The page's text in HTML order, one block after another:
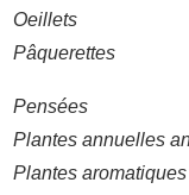
Oeillets
Pâquerettes
Pensées
Plantes annuelles
Plantes aromatiques